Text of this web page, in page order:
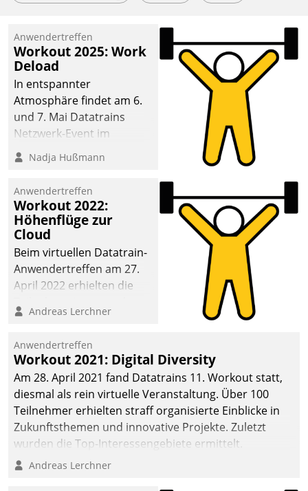
Anwendertreffen
Workout 2025: Work
Deload
In entspannter
Atmosphäre findet am 6.
und 7. Mai Datatrains
Netzwerk-Event im
Kunden- und Partnerkreis
statt. Zentrale Frage: Wie
Mammutprojekte
meistern und Workloads
wuppen – bei zunehmend
anspruchsvollen
Aufgaben und
abnehmendem
Nadja Hußmann
Anwendertreffen
Workout 2022:
Höhenflüge zur
Cloud
Beim virtuellen Datatrain-
Anwendertreffen am 27.
April 2022 erhielten die
Teilnehmer kurzweilige
Cloud-Strategien und -
Lösungen mit hohem
Zukunftspotenzial.
Andreas Lerchner
Anwendertreffen
Workout 2021: Digital Diversity
Am 28. April 2021 fand Datatrains 11. Workout statt,
diesmal als rein virtuelle Veranstaltung. Über 100
Teilnehmer erhielten straff organisierte Einblicke in
Zukunftsthemen und innovative Projekte. Zuletzt
wurden die Top-Interessengebiete ermittelt.
Andreas Lerchner